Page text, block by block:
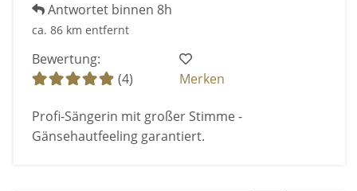
Antwortet binnen 8h
ca. 86 km entfernt
Bewertung:
(4)
Merken
Profi-Sängerin mit großer Stimme -
Gänsehautfeeling garantiert.